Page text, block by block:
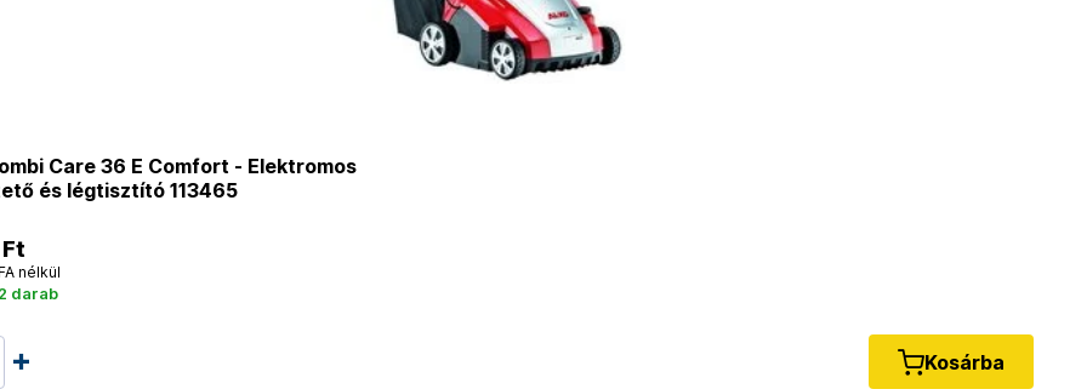
Care 36 E Comfort - Elektromos
és légtisztító 113465
nélkül
darab
Kosárba